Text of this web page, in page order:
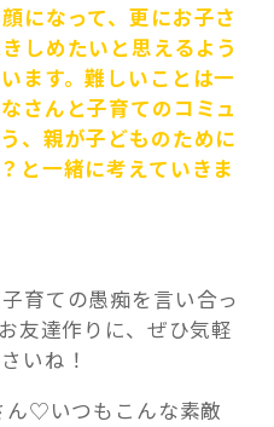
になって、更にお子さ
しめたいと思えるよう
ます。難しいことは一
さんと子育てのコミュ
、親が子どものために
と一緒に考えていきま
育ての愚痴を言い合っ
友達作りに、ぜひ気軽
いね！
♡いつもこんな素敵